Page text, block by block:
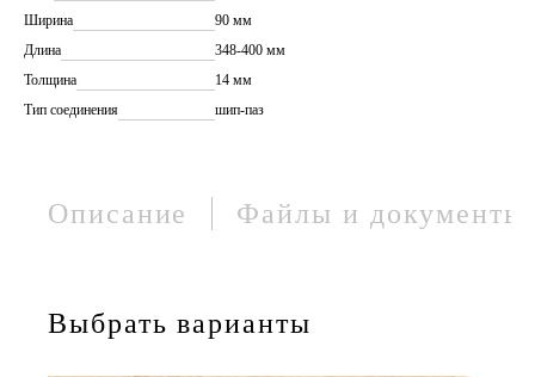
Ширина
90 мм
Длина
348-400 мм
Толщина
14 мм
Тип соединения
шип-паз
Описание Файлы и документы
Выбрать варианты